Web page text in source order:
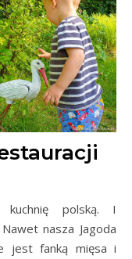
polską. I
nasza Jagoda
jest fanką mięsa i